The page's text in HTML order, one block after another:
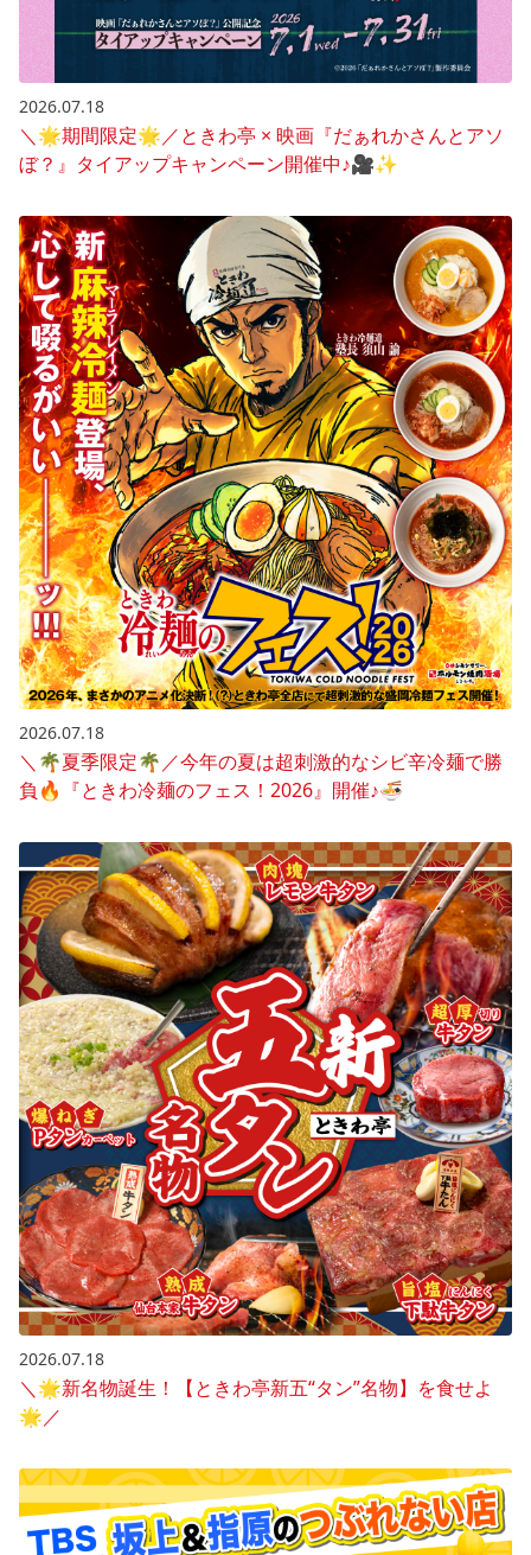
2026.07.18
＼🌟期間限定🌟／ときわ亭 × 映画『だぁれかさんとアソ
ぼ？』タイアップキャンペーン開催中♪🎥✨
2026.07.18
＼🌴夏季限定🌴／今年の夏は超刺激的なシビ辛冷麺で勝
負🔥『ときわ冷麺のフェス！2026』開催♪🍜
2026.07.18
＼🌟新名物誕生！【ときわ亭新五“タン”名物】を食せよ
🌟／